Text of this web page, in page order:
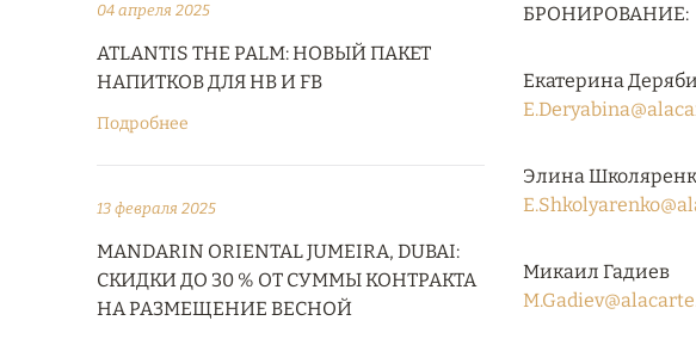
04 апреля 2025
ATLANTIS THE PALM: НОВЫЙ ПАКЕТ
НАПИТКОВ ДЛЯ HB И FB
Подробнее
13 февраля 2025
MANDARIN ORIENTAL JUMEIRA, DUBAI:
СКИДКИ ДО 30 % ОТ СУММЫ КОНТРАКТА
НА РАЗМЕЩЕНИЕ ВЕСНОЙ
БРОНИРОВАНИЕ:
Екатерина
Элина
Микаил Гадиев